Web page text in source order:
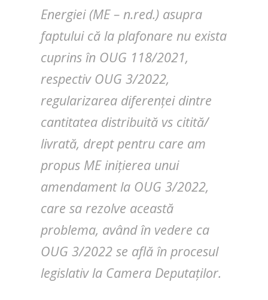
Energiei (ME – n.red.) asupra
faptului că la plafonare nu exista
cuprins în OUG 118/2021,
respectiv OUG 3/2022,
regularizarea diferenței dintre
cantitatea distribuită vs citită/
livrată, drept pentru care am
propus ME inițierea unui
amendament la OUG 3/2022,
care sa rezolve această
problema, având în vedere ca
OUG 3/2022 se află în procesul
legislativ la Camera Deputaților.